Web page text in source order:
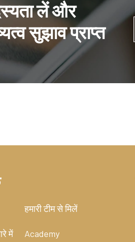
लें और
सुझाव प्राप्त
हमारी टीम से मिलें
में Academy